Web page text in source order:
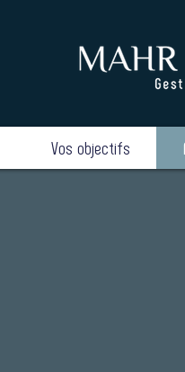
Vos objectifs